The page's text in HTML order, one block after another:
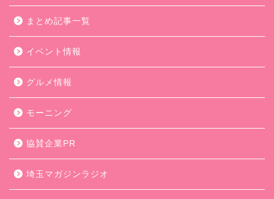
まとめ記事一覧
イベント情報
グルメ情報
モーニング
協賛企業PR
埼玉マガジンラジオ